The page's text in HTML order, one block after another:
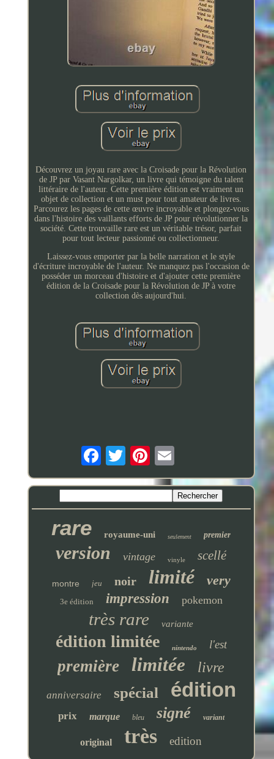
Découvrez un joyau rare avec la Croisade pour la Révolution
de JP par Vasant Nargolkar, un livre qui témoigne du talent
littéraire de l'auteur. Cette première édition est vraiment un
objet de collection et un must pour tout amateur de livres.
Parcourez les pages de cette œuvre incroyable et plongez-vous
dans l'histoire des vaillants efforts de JP pour révolutionner la
société. Cette trouvaille rare est un véritable trésor, parfait
pour tout lecteur passionné ou collectionneur.
Laissez-vous emporter par la belle narration et le style
d'écriture incroyable de l'auteur. Ne manquez pas l'occasion de
posséder un morceau d'histoire et d'ajouter cette première
édition de la Croisade pour la Révolution de JP à votre
collection dès aujourd'hui.
rare royaume-uni seulement premier
version vintage vinyle scellé
montre jeu noir limité very
3e édition impression pokemon
très rare variante
édition limitée nintendo l'est
première limitée livre
anniversaire spécial édition
prix marque bleu signé variant
original très edition